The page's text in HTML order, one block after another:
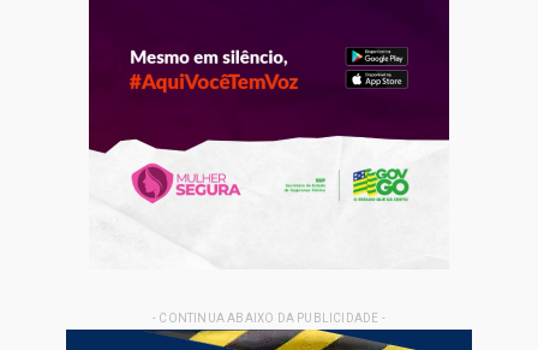
- CONTINUA ABAIXO DA PUBLICIDADE -